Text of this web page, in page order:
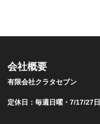
会社概要
有限会社クラタセブン
定休日：毎週日曜・7/17/27日